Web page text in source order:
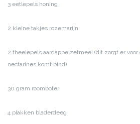
3 eetlepels honing
2 kleine takjes rozemarijn
2 theelepels aardappelzetmeel (dit zorgt er
nectarines komt bind)
30 gram roomboter
4 plakken bladerdeeg